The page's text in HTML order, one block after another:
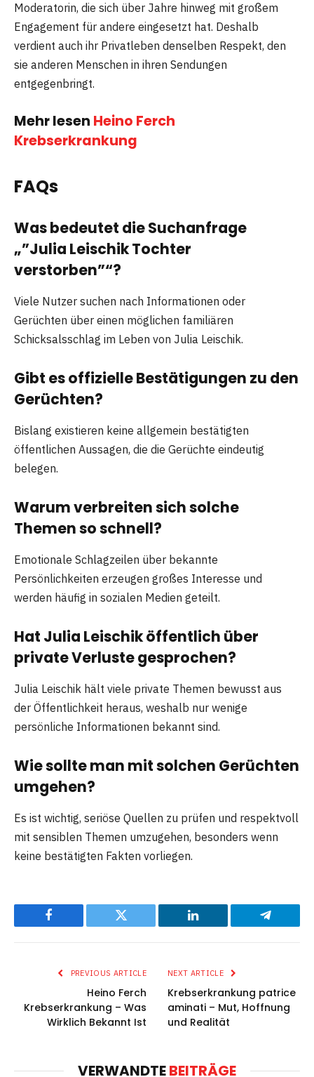
Moderatorin, die sich über Jahre hinweg mit großem
Engagement für andere eingesetzt hat. Deshalb
verdient auch ihr Privatleben denselben Respekt, den
sie anderen Menschen in ihren Sendungen
entgegenbringt.
Mehr lesen Heino Ferch
Krebserkrankung
FAQs
Was bedeutet die Suchanfrage
„”Julia Leischik Tochter
verstorben”“?
Viele Nutzer suchen nach Informationen oder
Gerüchten über einen möglichen familiären
Schicksalsschlag im Leben von Julia Leischik.
Gibt es offizielle Bestätigungen zu den
Gerüchten?
Bislang existieren keine allgemein bestätigten
öffentlichen Aussagen, die die Gerüchte eindeutig
belegen.
Warum verbreiten sich solche
Themen so schnell?
Emotionale Schlagzeilen über bekannte
Persönlichkeiten erzeugen großes Interesse und
werden häufig in sozialen Medien geteilt.
Hat Julia Leischik öffentlich über
private Verluste gesprochen?
Julia Leischik hält viele private Themen bewusst aus
der Öffentlichkeit heraus, weshalb nur wenige
persönliche Informationen bekannt sind.
Wie sollte man mit solchen Gerüchten
umgehen?
Es ist wichtig, seriöse Quellen zu prüfen und respektvoll
mit sensiblen Themen umzugehen, besonders wenn
keine bestätigten Fakten vorliegen.
Facebook Twitter LinkedIn Telegram
PREVIOUS ARTICLE
Heino Ferch
Krebserkrankung – Was
Wirklich Bekannt Ist
NEXT ARTICLE
Krebserkrankung patrice
aminati – Mut, Hoffnung
und Realität
VERWANDTEBEITRÄGE